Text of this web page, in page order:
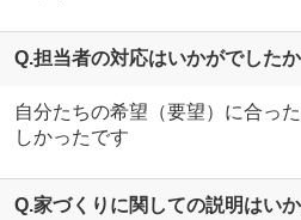
Q.担当者の対応はいかがでした
自分たちの希望（要望）に合っ
しかったです
Q.家づくりに関しての説明はい